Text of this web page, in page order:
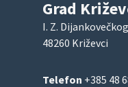
Grad
I. Z.
48260 Križevci
Telefon +385 48